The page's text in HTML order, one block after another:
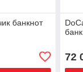
банкнот
72